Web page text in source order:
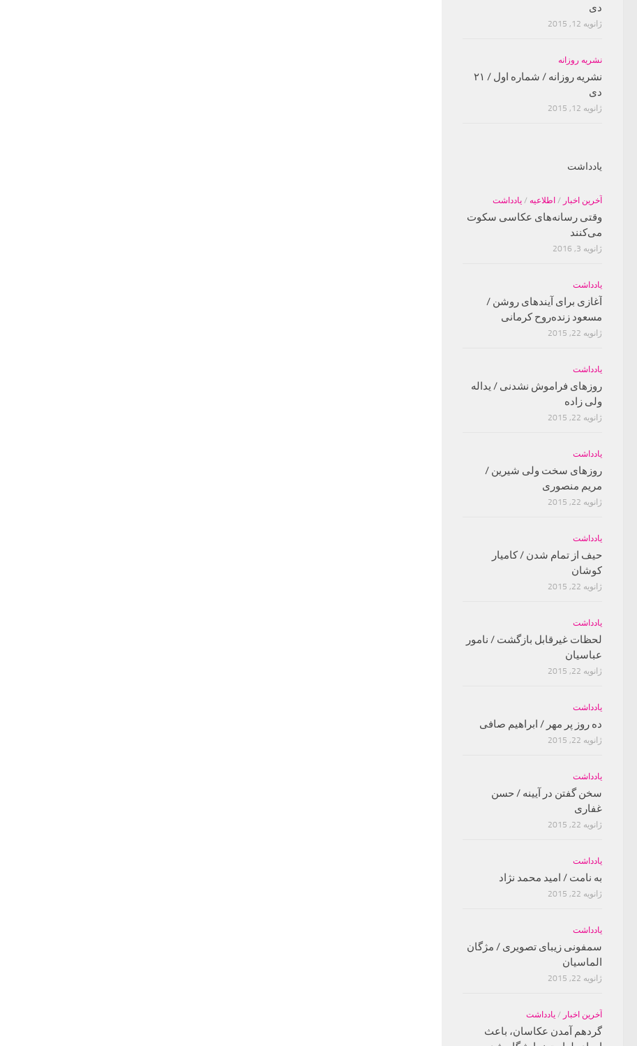
دی
ژانویه 12, 2015
نشریه روزانه
نشریه روزانه / شماره اول / ۲۱
دی
ژانویه 12, 2015
یادداشت
آخرین اخبار / اطلاعیه / یادداشت
وقتی رسانه‌های عکاسی سکوت
می‌کنند
ژانویه 3, 2016
یادداشت
آغازی برای آینده‫ای روشن‬‬ /
مسعود زنده‌‫روح کرمانی‬‬
ژانویه 22, 2015
یادداشت
روزهای فراموش نشدنی / یداله
ولی زاده
ژانویه 22, 2015
یادداشت
روزهای سخت ولی شیرین /
مریم منصوری
ژانویه 22, 2015
یادداشت
حیف از تمام شدن / کامیار
کوشان
ژانویه 22, 2015
یادداشت
لحظات غیرقابل بازگشت / نامور
عباسیان
ژانویه 22, 2015
یادداشت
ده روز پر مهر / ابراهیم صافی
ژانویه 22, 2015
یادداشت
سخن گفتن در آیینه / حسن
غفارى
ژانویه 22, 2015
یادداشت
به نامت / امید محمد نژاد
ژانویه 22, 2015
یادداشت
سمفونی زیبای تصویری / مژگان
الماسیان
ژانویه 22, 2015
آخرین اخبار / یادداشت
گردهم آمدن عکاسان، باعث